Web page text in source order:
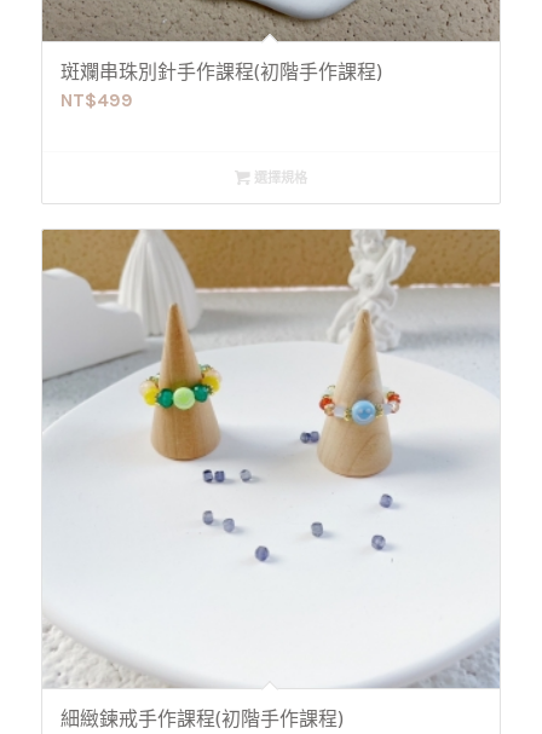
斑斕串珠別針手作課程(初階手作課程)
NT$499
選擇規格
細緻鍊戒手作課程(初階手作課程)